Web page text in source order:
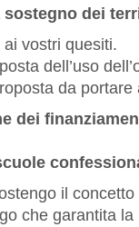
sostegno dei
ai vostri quesiti.
dell’uso
da portare
dei
il
che garantita